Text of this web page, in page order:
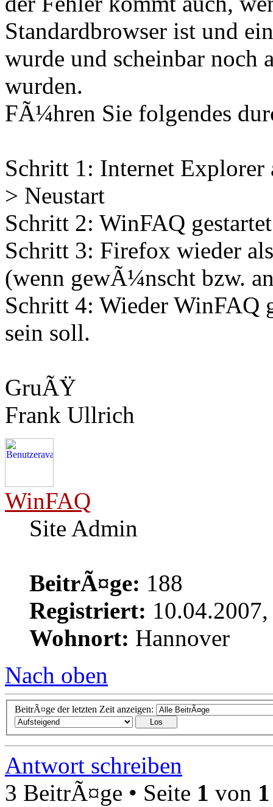
Standardbrowser ist und
wurde und scheinbar noch
wurden.
FÃ¼hren Sie folgendes
Schritt 1: Internet Explorer
> Neustart
Schritt 2: WinFAQ
Schritt 3: Firefox wieder
(wenn gewÃ¼nscht bzw.
Schritt 4: Wieder WinFAQ
sein soll.
GruÃŸ
Frank Ullrich
WinFAQ
Site Admin
BeitrÃ¤ge: 188
Registriert:
Wohnort: Hannover
Nach oben
BeitrÃ¤ge der letzten Zeit anzeigen:
Antwort schreiben
3 BeitrÃ¤ge • Seite 1 von 1